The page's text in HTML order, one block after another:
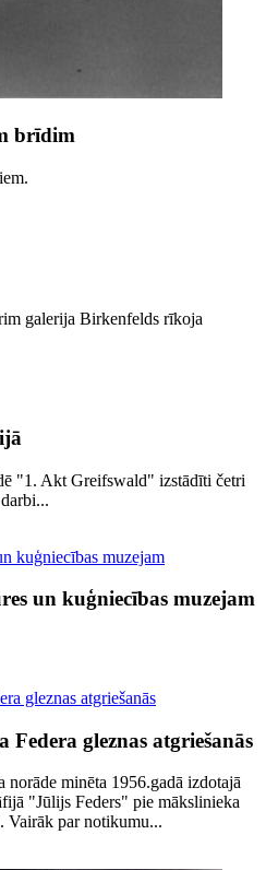
brīdim
galerija Birkenfelds rīkoja
"1. Akt Greifswald" izstādīti četri
un kuģniecības muzejam
gleznas atgriešanās
norāde minēta 1956.gadā izdotajā
"Jūlijs Feders" pie mākslinieka
Vairāk par notikumu...